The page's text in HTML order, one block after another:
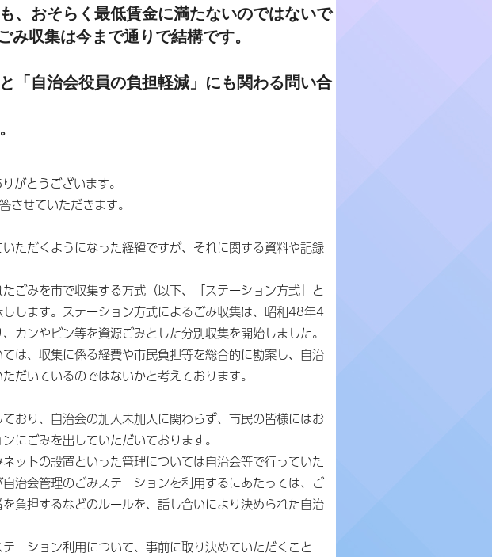
、おそらく最低賃金に満たないのではないで
み収集は今まで通りで結構です。
「自治会役員の負担軽減」にも関わる問い合
がとうございます。
せていただきます。
ただくようになった経緯ですが、それに関する資料や記録
ごみを市で収集する方式（以下、「ステーション方式」と
します。ステーション方式によるごみ収集は、昭和48年4
カンやビン等を資源ごみとした分別収集を開始しました。
は、収集に係る経費や市民負担等を総合的に勘案し、自治
だいているのではないかと考えております。
おり、自治会の加入未加入に関わらず、市民の皆様にはお
にごみを出していただいております。
ットの設置といった管理については自治会等で行っていた
治会管理のごみステーションを利用するにあたっては、ご
負担するなどのルールを、話し合いにより決められた自治
ーション利用について、事前に取り決めていただくこと